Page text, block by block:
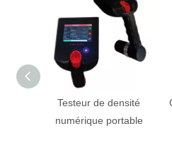
Testeur de densité
numérique portable